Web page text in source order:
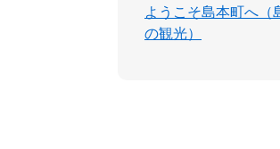
ようこそ島本町へ（
の観光）